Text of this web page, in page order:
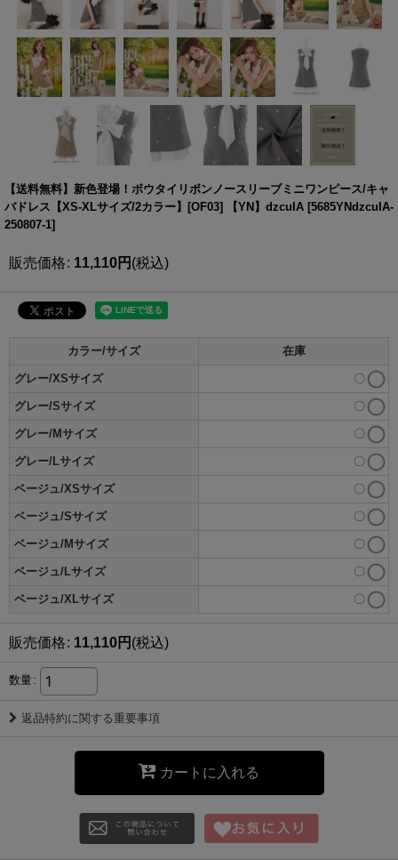
【送料無料】新色登場！ボウタイリボンノースリーブミニワンピース/キャ
バドレス【XS-XLサイズ/2カラー】[OF03] 【YN】dzcuIA [5685YNdzcuIA-
250807-1]
販売価格: 11,110円 (税込)
カラー/サイズ 在庫
グレー/XSサイズ 〇
グレー/Sサイズ 〇
グレー/Mサイズ 〇
グレー/Lサイズ 〇
ベージュ/XSサイズ 〇
ベージュ/Sサイズ 〇
ベージュ/Mサイズ 〇
ベージュ/Lサイズ 〇
ベージュ/XLサイズ 〇
販売価格: 11,110円 (税込)
数量:
返品特約に関する重要事項
カートに入れる